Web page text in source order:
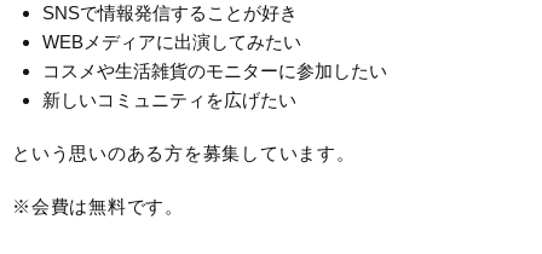
SNSで情報発信することが好き
WEBメディアに出演してみたい
コスメや生活雑貨のモニターに参加したい
新しいコミュニティを広げたい
という思いのある方を募集しています。
※会費は無料です。